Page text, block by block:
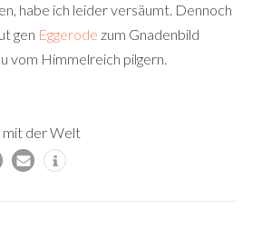
habe ich leider versäumt. Dennoch
gen Eggerode zum Gnadenbild
vom Himmelreich pilgern.
mit der Welt